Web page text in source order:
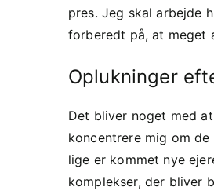
pres. Jeg skal arbejde
forberedt på, at meget
Oplukninger
Det bliver noget med
koncentrere mig om
lige er kommet nye
komplekser, der bliver